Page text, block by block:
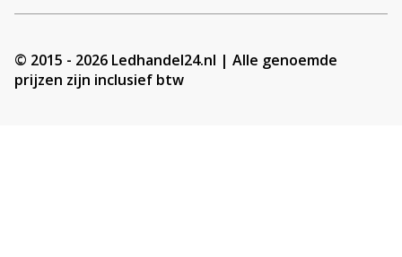
© 2015 - 2026 Ledhandel24.nl | Alle genoemde
prijzen zijn inclusief btw